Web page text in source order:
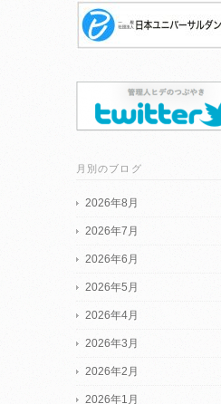
月別のブログ
2026年8月
2026年7月
2026年6月
2026年5月
2026年4月
2026年3月
2026年2月
2026年1月